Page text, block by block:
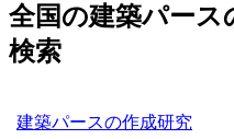
全国の建築パース
検索
建築パースの作成研究